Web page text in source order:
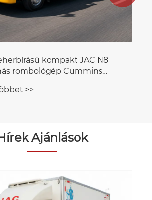
kompakt JAC N8
rombológép Cummins
>>
Ajánlások